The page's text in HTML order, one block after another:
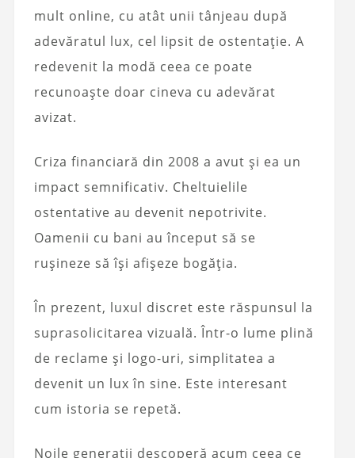
mult online, cu atât unii tânjeau după
adevăratul lux, cel lipsit de ostentație. A
redevenit la modă ceea ce poate
recunoaște doar cineva cu adevărat
avizat.
Criza financiară din 2008 a avut și ea un
impact semnificativ. Cheltuielile
ostentative au devenit nepotrivite.
Oamenii cu bani au început să se
rușineze să își afișeze bogăția.
În prezent, luxul discret este răspunsul la
suprasolicitarea vizuală. Într-o lume plină
de reclame și logo-uri, simplitatea a
devenit un lux în sine. Este interesant
cum istoria se repetă.
Noile generații descoperă acum ceea ce